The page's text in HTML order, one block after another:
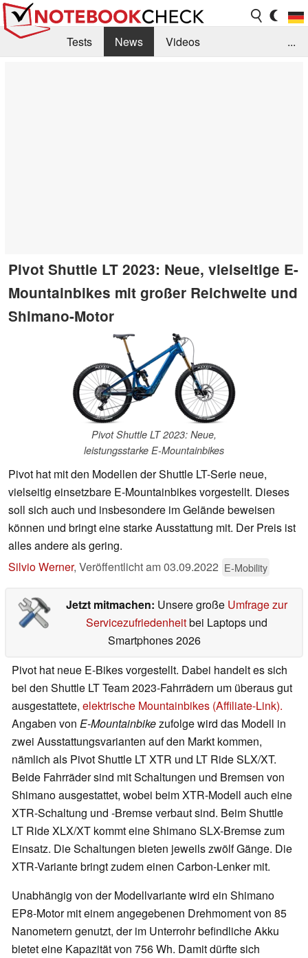
Tests News
Videos
...
Pivot Shuttle LT 2023: Neue, vielseitige E-
Mountainbikes mit großer Reichweite und
Shimano-Motor
Pivot Shuttle LT 2023: Neue,
leistungsstarke E-Mountainbikes
Pivot hat mit den Modellen der Shuttle LT-Serie neue,
vielseitig einsetzbare E-Mountainbikes vorgestellt. Dieses
soll sich auch und insbesondere im Gelände beweisen
können und bringt eine starke Ausstattung mit. Der Preis ist
alles andere als gering.
Silvio Werner, Veröffentlicht am03.09.2022 E-Mobility
Jetzt mitmachen: Unsere große Umfrage zur
Servicezufriedenheitbei Laptops und
Smartphones 2026
Pivot hat neue E-Bikes vorgestellt. Dabei handelt es sich
bei den Shuttle LT Team 2023-Fahrrädern um überaus gut
ausgestattete, elektrische Mountainbikes (Affiliate-Link).
Angaben von E-Mountainbikezufolge wird das Modell in
zwei Ausstattungsvarianten auf den Markt kommen,
nämlich als Pivot Shuttle LT XTR und LT Ride SLX/XT.
Beide Fahrräder sind mit Schaltungen und Bremsen von
Shimano ausgestattet, wobei beim XTR-Modell auch eine
XTR-Schaltung und -Bremse verbaut sind. Beim Shuttle
LT Ride XLX/XT kommt eine Shimano SLX-Bremse zum
Einsatz. Die Schaltungen bieten jeweils zwölf Gänge. Die
XTR-Variante bringt zudem einen Carbon-Lenker mit.
Unabhängig von der Modellvariante wird ein Shimano
EP8-Motor mit einem angegebenen Drehmoment von 85
Nanometern genutzt, der im Unterrohr befindliche Akku
bietet eine Kapazität von 756 Wh. Damit dürfte sich